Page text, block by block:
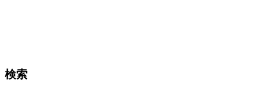
検索